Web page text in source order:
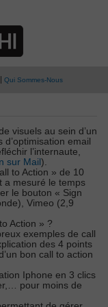
Qui Sommes-Nous
visuels au sein d’un
email
l’internaute,
sur Mail).
to Action » de 10
a mesuré le temps
le bouton « Sign
Vimeo (2,9
Action » ?
exemples de call
des 4 points
bon call to action
Iphone en 3 clics
pour moins de